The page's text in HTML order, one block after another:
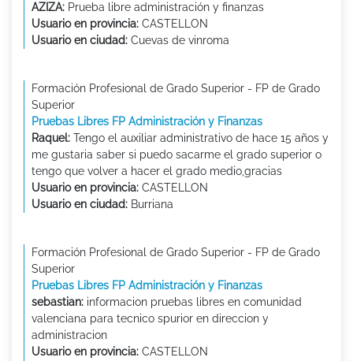
AZIZA: Prueba libre administración y finanzas
Usuario en provincia: CASTELLON
Usuario en ciudad: Cuevas de vinroma
Formación Profesional de Grado Superior - FP de Grado
Superior
Pruebas Libres FP Administración y Finanzas
Raquel: Tengo el auxiliar administrativo de hace 15 años y
me gustaria saber si puedo sacarme el grado superior o
tengo que volver a hacer el grado medio,gracias
Usuario en provincia: CASTELLON
Usuario en ciudad: Burriana
Formación Profesional de Grado Superior - FP de Grado
Superior
Pruebas Libres FP Administración y Finanzas
sebastian: informacion pruebas libres en comunidad
valenciana para tecnico spurior en direccion y
administracion
Usuario en provincia: CASTELLON